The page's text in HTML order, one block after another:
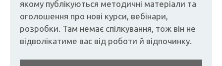
якому публікуються методичні матеріали та
оголошення про нові курси, вебінари,
розробки. Там немає спілкування, тож він не
відволікатиме вас від роботи й відпочинку.